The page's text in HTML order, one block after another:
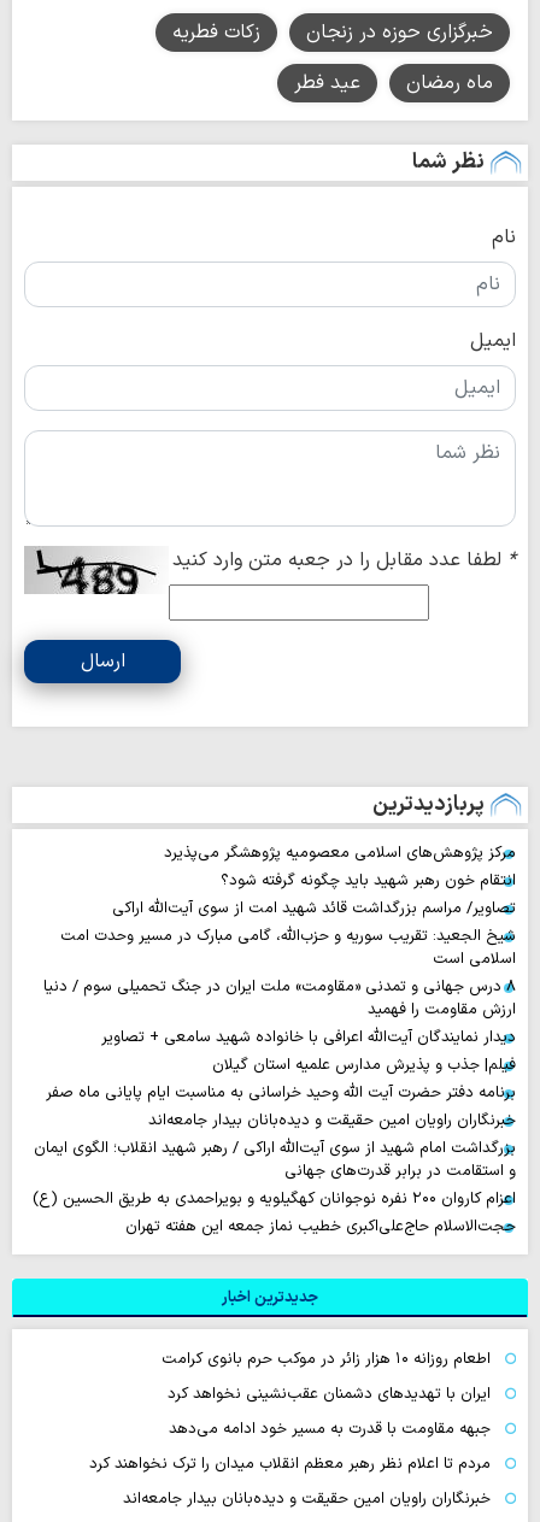
خبرگزاری حوزه در زنجان
زکات فطریه
ماه رمضان
عید فطر
نظر شما
نام
ایمیل
* لطفا عدد مقابل را در جعبه متن وارد کنید
ارسال
پربازدیدترین
مرکز پژوهش‌های اسلامی معصومیه پژوهشگر می‌پذیرد
انتقام خون رهبر شهید باید چگونه گرفته شود؟
تصاویر/ مراسم بزرگداشت قائد شهید امت از سوی آیت‌الله اراکی
شیخ الجعید: تقریب سوریه و حزب‌الله، گامی مبارک در مسیر وحدت امت
اسلامی است
۸ درس جهانی و تمدنی «مقاومت» ملت ایران در جنگ تحمیلی سوم / دنیا
ارزش مقاومت را فهمید
دیدار نمایندگان آیت‌الله اعرافی با خانواده شهید سامعی + تصاویر
فیلم| جذب و پذیرش مدارس علمیه استان گیلان
برنامه دفتر حضرت آیت الله وحید خراسانی به مناسبت ایام پایانی ماه صفر
خبرنگاران راویان امین حقیقت و دیده‌بانان بیدار جامعه‌اند
بزرگداشت امام شهید از سوی آیت‌الله اراکی / رهبر شهید انقلاب؛ الگوی ایمان
و استقامت در برابر قدرت‌های جهانی
اعزام کاروان ۲۰۰ نفره نوجوانان کهگیلویه و بویراحمدی به طریق الحسین (ع)
حجت‌الاسلام حاج‌علی‌اکبری خطیب نماز جمعه این هفته تهران
جدیدترین اخبار
اطعام روزانه ۱۰ هزار زائر در موکب حرم بانوی کرامت
ایران با تهدیدهای دشمنان عقب‌نشینی نخواهد کرد
جبهه مقاومت با قدرت به مسیر خود ادامه می‌دهد
مردم تا اعلام نظر رهبر معظم انقلاب میدان را ترک نخواهند کرد
خبرنگاران راویان امین حقیقت و دیده‌بانان بیدار جامعه‌اند